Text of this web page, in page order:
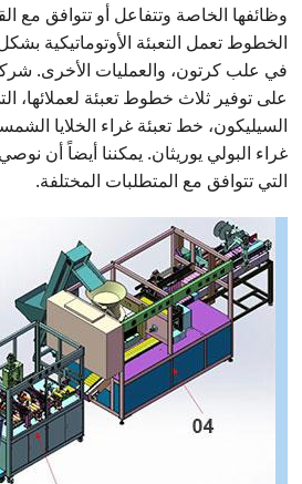
وظائفها الخاصة وتتفاعل أو تتوافق مع
الخطوط تعمل التعبئة الأوتوماتيكية
على توفير ثلاث خطوط تعبئة لعملائها،
السيليكون، خط تعبئة غراء الخلايا
غراء البولي يوريثان. يمكننا أيضاً أن
التي تتوافق مع المتطلبات المختلفة.